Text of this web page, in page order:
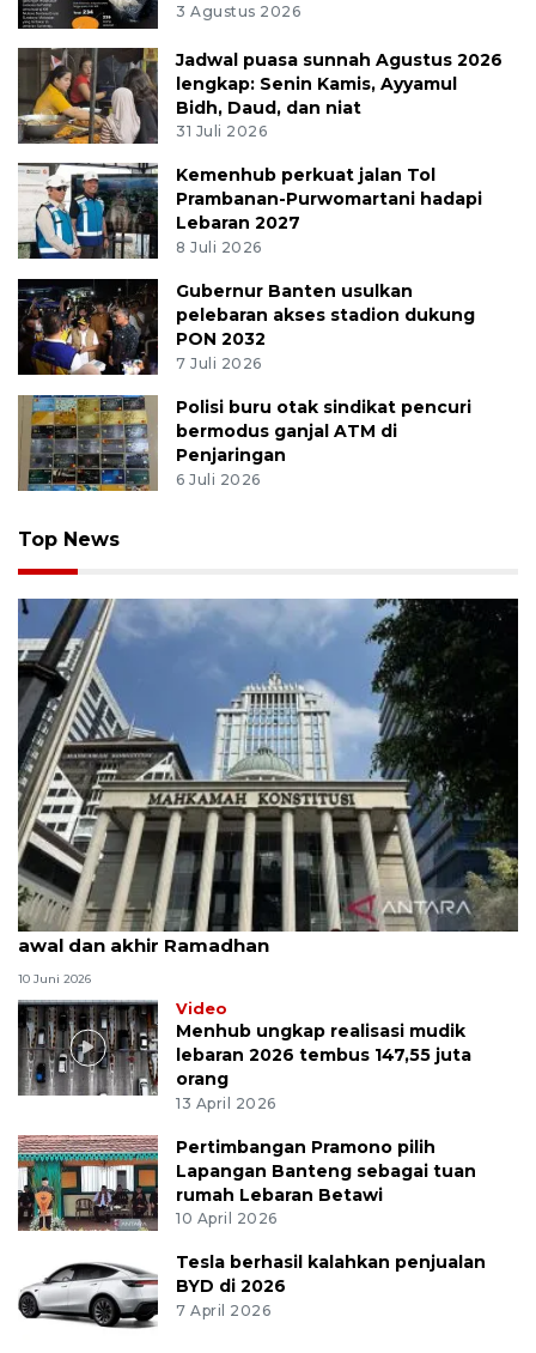
3 Agustus 2026
Jadwal puasa sunnah Agustus 2026
lengkap: Senin Kamis, Ayyamul
Bidh, Daud, dan niat
31 Juli 2026
Kemenhub perkuat jalan Tol
Prambanan-Purwomartani hadapi
Lebaran 2027
8 Juli 2026
Gubernur Banten usulkan
pelebaran akses stadion dukung
PON 2032
7 Juli 2026
Polisi buru otak sindikat pencuri
bermodus ganjal ATM di
Penjaringan
6 Juli 2026
Top News
MK uji materi UU Peradilan Agama perihal isbat
awal dan akhir Ramadhan
10 Juni 2026
Video
Menhub ungkap realisasi mudik
lebaran 2026 tembus 147,55 juta
orang
13 April 2026
Pertimbangan Pramono pilih
Lapangan Banteng sebagai tuan
rumah Lebaran Betawi
10 April 2026
Tesla berhasil kalahkan penjualan
BYD di 2026
7 April 2026